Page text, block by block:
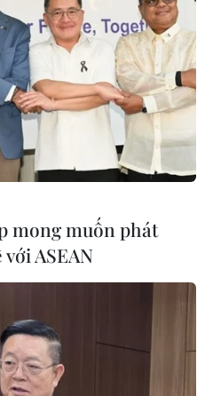
NAM
THỊ TÁM, KHÚC THANH
Hỗ trợ
mong muốn phát
ASEAN